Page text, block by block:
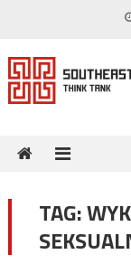
content
TAG: